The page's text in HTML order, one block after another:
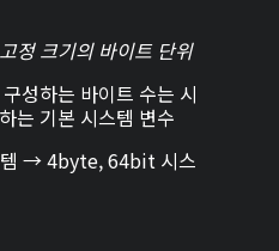
정 크기의 바이트 단위
성하는 바이트 수는 시
는 기본 시스템 변수
→ 4byte, 64bit 시스